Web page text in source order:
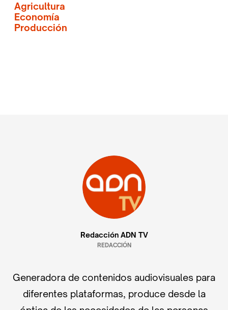
Agricultura
Economía
Producción
Redacción ADN TV
REDACCIÓN
Generadora de contenidos audiovisuales para
diferentes plataformas, produce desde la